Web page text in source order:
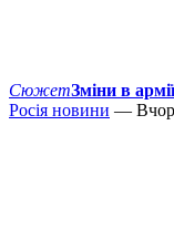
СюжетЗміни в
Росія новини —